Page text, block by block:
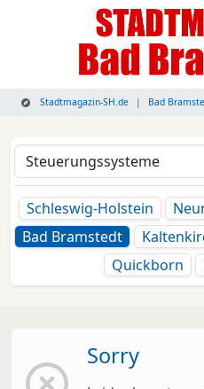
Stadtmagazin-SH.de Bad
Schleswig-Holstein
Bad Bramstedt
Quickborn
Sorry